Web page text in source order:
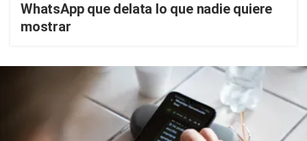
WhatsApp que delata lo que nadie quiere
mostrar